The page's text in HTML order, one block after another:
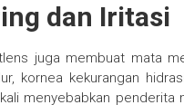
dan Iritasi
juga membuat mata
kornea kekurangan
menyebabkan